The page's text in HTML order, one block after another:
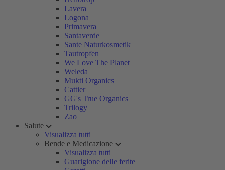
Lavera
Logona
Primavera
Santaverde
Sante Naturkosmetik
Tautropfen
We Love The Planet
Weleda
Mukti Organics
Cattier
GG's True Organics
Trilogy
Zao
Salute
Visualizza tutti
Bende e Medicazione
Visualizza tutti
Guarigione delle ferite